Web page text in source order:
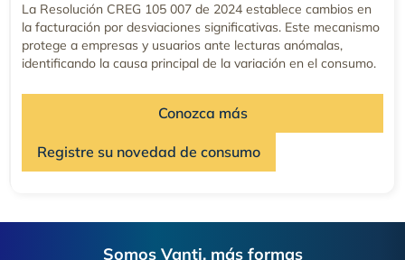
La Resolución CREG 105 007 de 2024 establece cambios en
la facturación por desviaciones significativas. Este mecanismo
protege a empresas y usuarios ante lecturas anómalas,
identificando la causa principal de la variación en el consumo.
Conozca más
Registre su novedad de consumo
Somos Vanti, más formas